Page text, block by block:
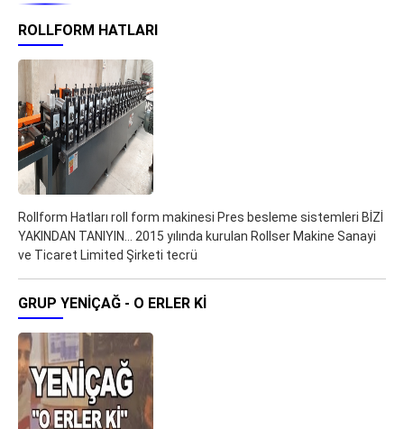
ROLLFORM HATLARI
Rollform Hatları roll form makinesi Pres besleme sistemleri BİZİ
YAKINDAN TANIYIN... 2015 yılında kurulan Rollser Makine Sanayi
ve Ticaret Limited Şirketi tecrü
GRUP YENIÇAĞ - O ERLER KI